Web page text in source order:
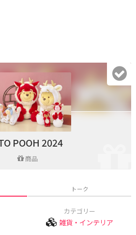
POOH 2024
商品
トーク
カテゴリー
雑貨・インテリア